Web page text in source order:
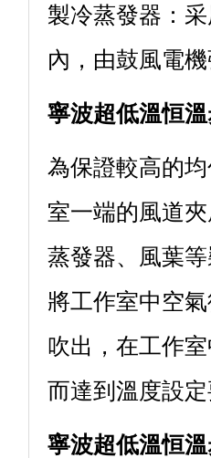
製冷蒸發器
內，由鼓風電機
寧波超低溫恒
為保證較高的均
室一端的風道夾層
蒸發器、風葉等
將工作室中空氣
吹出，在工作
而達到溫度設定
寧波超低溫恒